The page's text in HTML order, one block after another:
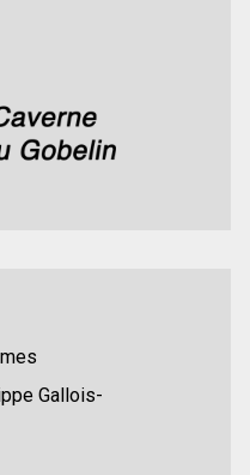
Gallois-